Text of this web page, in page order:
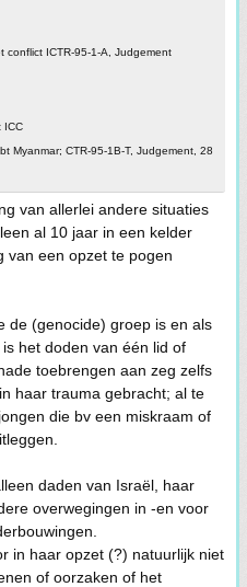
conflict ICTR-95-1-A, Judgement
ICC
Myanmar; CTR-95-1B-T, Judgement, 28
van allerlei andere situaties
al 10 jaar in een kelder
van een opzet te pogen
de (genocide) groep is en als
het doden van één lid of
toebrengen aan zeg zelfs
haar trauma gebracht; al te
die bv een miskraam of
daden van Israël, haar
overwegingen in -en voor
in haar opzet (?) natuurlijk niet
of oorzaken of het